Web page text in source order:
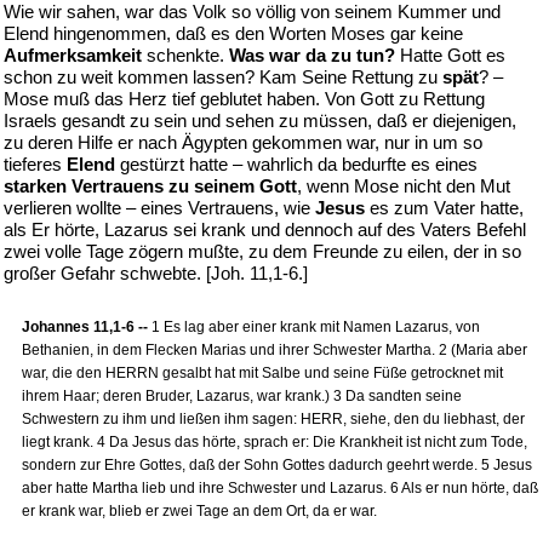
Wie wir sahen, war das Volk so völlig von seinem Kummer und
Elend hingenommen, daß es den Worten Moses gar keine
Aufmerksamkeit schenkte. Was war da zu tun? Hatte Gott es
schon zu weit kommen lassen? Kam Seine Rettung zu spät? –
Mose muß das Herz tief geblutet haben. Von Gott zu Rettung
Israels gesandt zu sein und sehen zu müssen, daß er diejenigen,
zu deren Hilfe er nach Ägypten gekommen war, nur in um so
tieferes Elend gestürzt hatte – wahrlich da bedurfte es eines
starken Vertrauens zu seinem Gott, wenn Mose nicht den Mut
verlieren wollte – eines Vertrauens, wie Jesus es zum Vater hatte,
als Er hörte, Lazarus sei krank und dennoch auf des Vaters Befehl
zwei volle Tage zögern mußte, zu dem Freunde zu eilen, der in so
großer Gefahr schwebte. [Joh. 11,1-6.]
Johannes 11,1-6 -- 1 Es lag aber einer krank mit Namen Lazarus, von
Bethanien, in dem Flecken Marias und ihrer Schwester Martha. 2 (Maria aber
war, die den HERRN gesalbt hat mit Salbe und seine Füße getrocknet mit
ihrem Haar; deren Bruder, Lazarus, war krank.) 3 Da sandten seine
Schwestern zu ihm und ließen ihm sagen: HERR, siehe, den du liebhast, der
liegt krank. 4 Da Jesus das hörte, sprach er: Die Krankheit ist nicht zum Tode,
sondern zur Ehre Gottes, daß der Sohn Gottes dadurch geehrt werde. 5 Jesus
aber hatte Martha lieb und ihre Schwester und Lazarus. 6 Als er nun hörte, daß
er krank war, blieb er zwei Tage an dem Ort, da er war.